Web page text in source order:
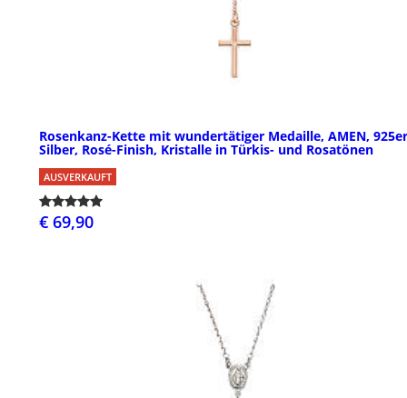
Rosenkanz-Kette mit wundertätiger Medaille, AMEN, 925er
Silber, Rosé-Finish, Kristalle in Türkis- und Rosatönen
AUSVERKAUFT
€ 69,90